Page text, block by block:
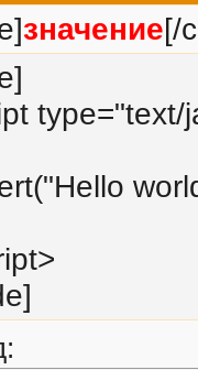
значение[/
type="text/